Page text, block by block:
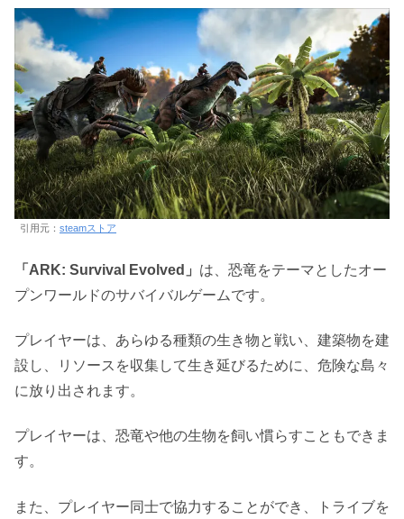
引用元： steamストア
「ARK: Survival Evolved」 は、恐竜をテーマとしたオー
プンワールドのサバイバルゲームです。
プレイヤーは、あらゆる種類の生き物と戦い、建築物を建
設し、リソースを収集して生き延びるために、危険な島々
に放り出されます。
プレイヤーは、恐竜や他の生物を飼い慣らすこともできま
す。
また、プレイヤー同士で協力することができ、トライブを